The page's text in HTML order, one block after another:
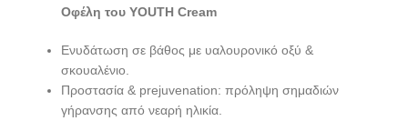
Οφέλη του YOUTH Cream
Ενυδάτωση σε βάθος με υαλουρονικό οξύ &
σκουαλένιο.
Προστασία & prejuvenation: πρόληψη σημαδιών
γήρανσης από νεαρή ηλικία.